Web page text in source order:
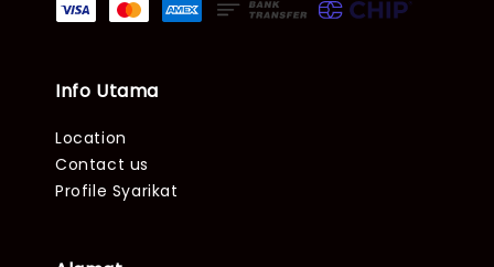
Info Utama
Location
Contact us
Profile Syarikat